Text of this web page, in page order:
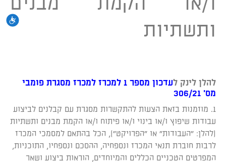
ותשתיות
להלן לינק לעדכון מספר 1 למכרז
למכרז מסגרת פומבי
מס' 306/21
1. מוזמנות בזאת הצעות להתקשרות מסגרת עם קבלנים לביצוע
עבודות שיפוץ ו/או בינוי ו/או פיתוח ו/או הקמת מבנים ותשתיות
(להלן: "העבודות" או "הפרויקט"), הכל בהתאם למסמכי המכרז
לרבות חוברת תנאי המכרז ונספחיה, ההסכם ונספחיו, התוכניות,
המפרטים הטכניים הכללים והמיוחדים, הוראות ביצוע ושאר